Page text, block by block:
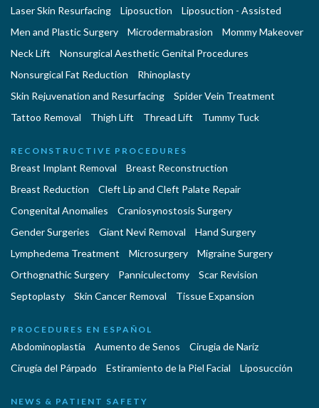
Laser Skin Resurfacing
Liposuction
Liposuction - Assisted
Men and Plastic Surgery
Microdermabrasion
Mommy Makeover
Neck Lift
Nonsurgical Aesthetic Genital Procedures
Nonsurgical Fat Reduction
Rhinoplasty
Skin Rejuvenation and Resurfacing
Spider Vein Treatment
Tattoo Removal
Thigh Lift Thread Lift Tummy Tuck
RECONSTRUCTIVE PROCEDURES
Breast Implant Removal
Breast Reconstruction
Breast Reduction
Cleft Lip and Cleft Palate Repair
Congenital Anomalies
Craniosynostosis Surgery
Gender Surgeries
Giant Nevi Removal
Hand Surgery
Lymphedema Treatment
Microsurgery
Migraine Surgery
Orthognathic Surgery
Panniculectomy
Scar Revision
Septoplasty
Skin Cancer Removal Tissue Expansion
PROCEDURES EN ESPAÑOL
Abdominoplastía Aumento de Senos
Cirugia de Naríz
Cirugía del Párpado
Estiramiento de la Piel Facial Liposucción
NEWS & PATIENT SAFETY